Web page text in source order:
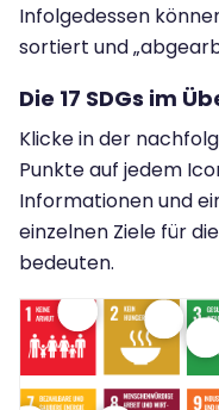
Infolgedessen
sortiert und
Die 17 SDGs im
Klicke in der
Punkte auf jedem
Informationen und
einzelnen Ziele für
bedeuten.